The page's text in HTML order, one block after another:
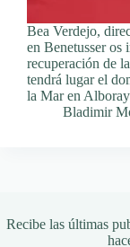
Bea Verdejo,
en Benetusser os
recuperación de
tendrá lugar el
la Mar en
Bladimir
Recibe las últimas